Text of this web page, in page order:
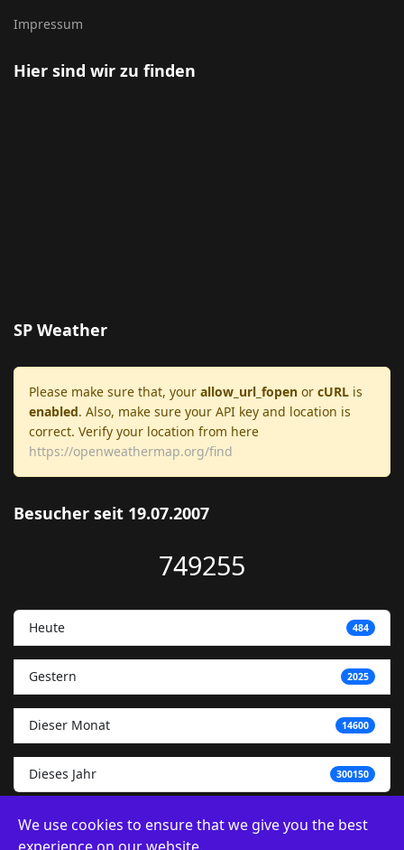
Impressum
Hier sind wir zu finden
SP Weather
Please make sure that, your allow_url_fopen or cURL is
enabled. Also, make sure your API key and location is
correct. Verify your location from here
https://openweathermap.org/find
Besucher seit 19.07.2007
749255
Heute 484
Gestern 2025
Dieser Monat 14600
Dieses Jahr 300150
We use cookies to ensure that we give you the best